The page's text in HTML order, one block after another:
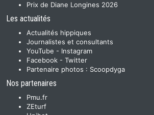
Prix de Diane Longines 2026
Les actualités
Actualités hippiques
Journalistes et consultants
YouTube - Instagram
Facebook - Twitter
Partenaire photos : Scoopdyga
Nos partenaires
Pmu.fr
ZEturf